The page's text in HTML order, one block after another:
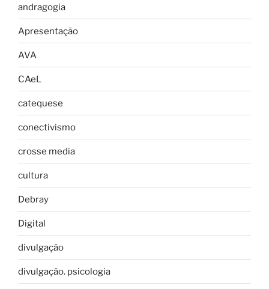
andragogia
Apresentação
AVA
CAeL
catequese
conectivismo
crosse media
cultura
Debray
Digital
divulgação
divulgação. psicologia